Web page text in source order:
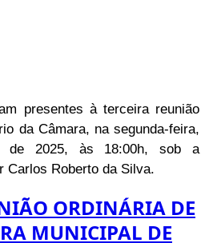
presentes à terceira reunião
da Câmara, na segunda-feira,
de 2025, às 18:00h, sob a
Carlos Roberto da Silva.
ORDINÁRIA DE
MUNICIPAL DE